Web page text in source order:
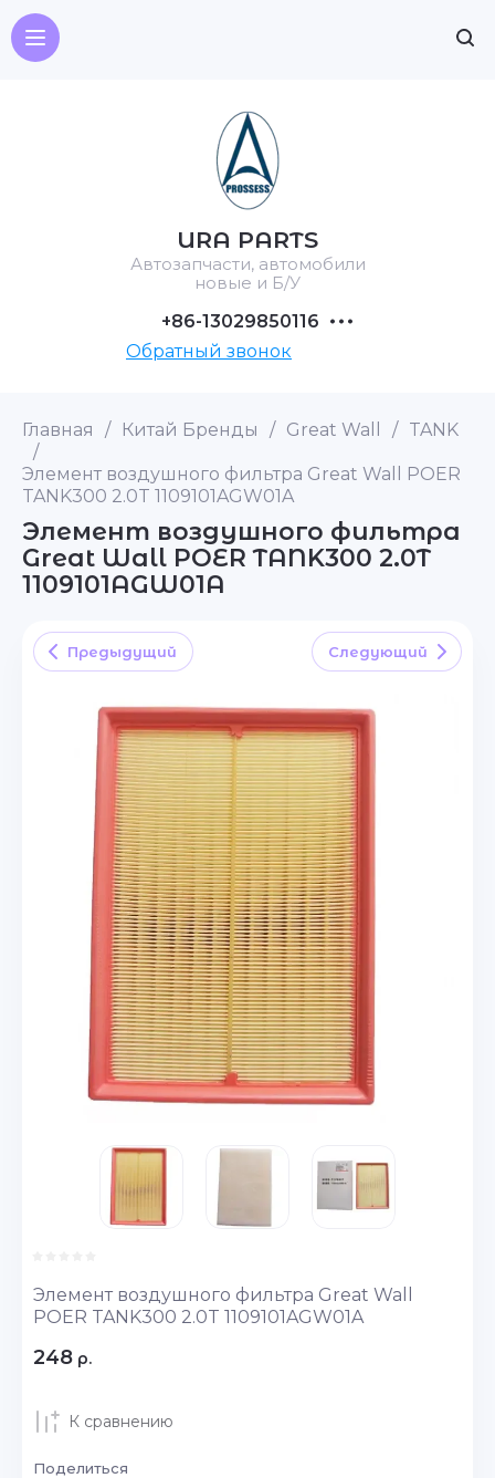
URA PARTS
Автозапчасти, автомобили
новые и Б/У
+86-13029850116
Обратный звонок
Главная / Китай Бренды / Great Wall / TANK
/
Элемент воздушного фильтра Great Wall POER
TANK300 2.0T 1109101AGW01A
Элемент воздушного фильтра
Great Wall POER TANK300 2.0T
1109101AGW01A
Предыдущий Следующий
Элемент воздушного фильтра Great Wall
POER TANK300 2.0T 1109101AGW01A
248 р.
К сравнению
Поделиться